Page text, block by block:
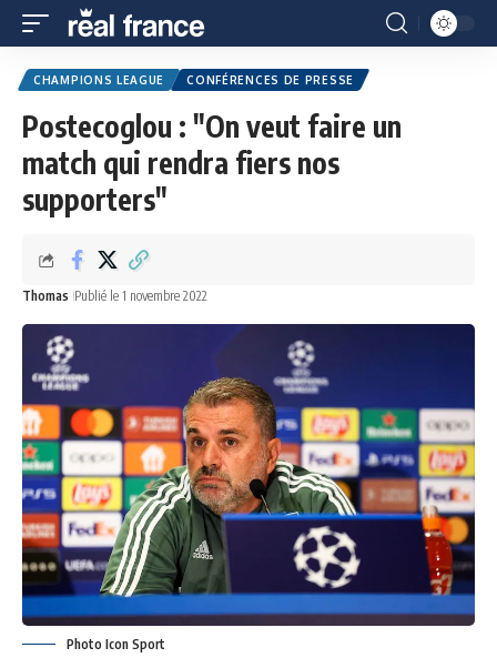
CHAMPIONS LEAGUE CONFÉRENCES DE PRESSE
Postecoglou : "On veut faire un
match qui rendra fiers nos
supporters"
Thomas Publié le 1 novembre 2022
Photo Icon Sport